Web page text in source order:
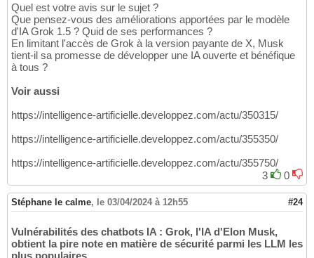
Quel est votre avis sur le sujet ?
Que pensez-vous des améliorations apportées par le modèle
d'IA Grok 1.5 ? Quid de ses performances ?
En limitant l'accès de Grok à la version payante de X, Musk
tient-il sa promesse de développer une IA ouverte et bénéfique
à tous ?
Voir aussi
https://intelligence-artificielle.developpez.com/actu/350315/
https://intelligence-artificielle.developpez.com/actu/355350/
https://intelligence-artificielle.developpez.com/actu/355750/
3
0
Stéphane le calme, le 03/04/2024 à 12h55 #24
Vulnérabilités des chatbots IA : Grok, l'IA d'Elon Musk,
obtient la pire note en matière de sécurité parmi les LLM les
plus populaires